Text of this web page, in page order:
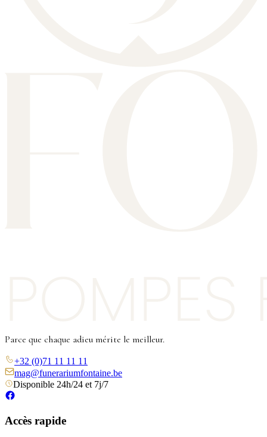
Parce que chaque adieu mérite le meilleur.
+32 (0)71 11 11 11
mag@funerariumfontaine.be
Disponible 24h/24 et 7j/7
Accès rapide